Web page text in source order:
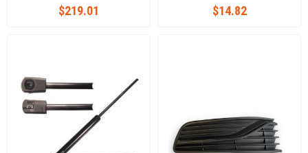
$219.01 $14.82